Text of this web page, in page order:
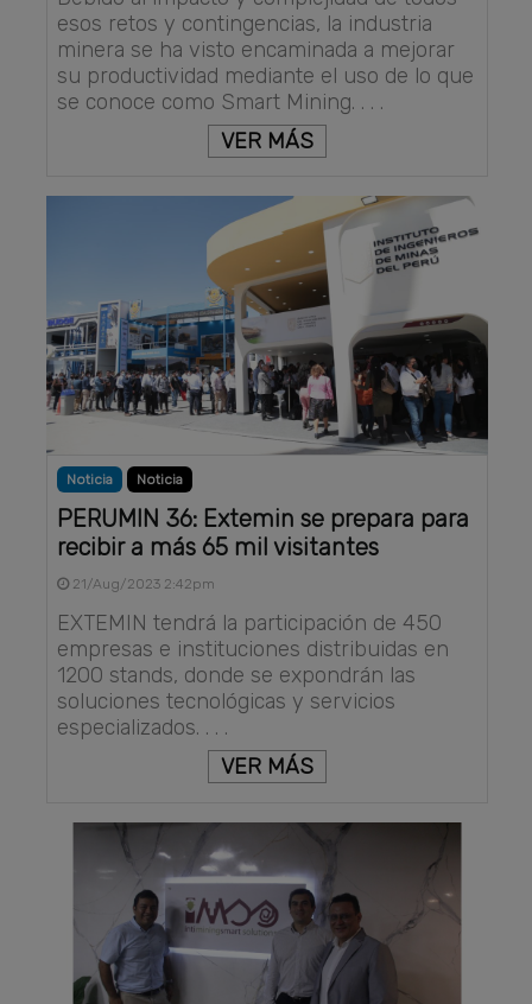
esos retos y contingencias, la industria
minera se ha visto encaminada a mejorar
su productividad mediante el uso de lo que
se conoce como Smart Mining. . . .
VER MÁS
Noticia Noticia
PERUMIN 36: Extemin se prepara para
recibir a más 65 mil visitantes
21/Aug/2023 2:42pm
EXTEMIN tendrá la participación de 450
empresas e instituciones distribuidas en
1200 stands, donde se expondrán las
soluciones tecnológicas y servicios
especializados. . . .
VER MÁS